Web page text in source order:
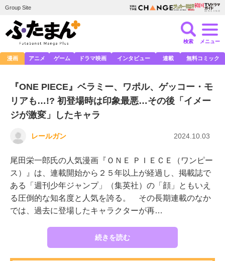
Group Site
検索 メニュー
漫画 アニメ ゲーム ドラマ映画 インタビュー 連載 無料コミック
『ONE PIECE』ベラミー、ワポル、ゲッコー・モ
リアも…!? 初登場時は印象最悪…その後「イメー
ジが激変」したキャラ
レールガン 2024.10.03
尾田栄一郎氏の人気漫画『ＯＮＥ ＰＩＥＣＥ（ワンピー
ス）』は、連載開始から２５年以上が経過し、掲載誌で
ある「週刊少年ジャンプ」（集英社）の「顔」ともいえ
る圧倒的な知名度と人気を誇る。 その長期連載のなか
では、過去に登場したキャラクターが再…
続きを読む